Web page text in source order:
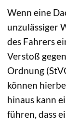
Wenn eine
unzulässiger
des Fahrers
Verstoß
Ordnung
können
hinaus kann
führen, dass